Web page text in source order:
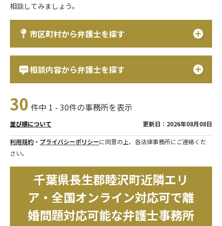
相談してみましょう。
市区町村から弁護士を探す
相談内容から弁護士を探す
30 件中 1 - 30件の事務所を表示
並び順について 更新日：2026年08月08日
利用規約 ・ プライバシーポリシーに同意の上、各法律事務所にご連絡くだ
さい。
千葉県長生郡睦沢町近隣エリ
ア・全国オンライン対応可で離
婚問題対応可能な弁護士事務所